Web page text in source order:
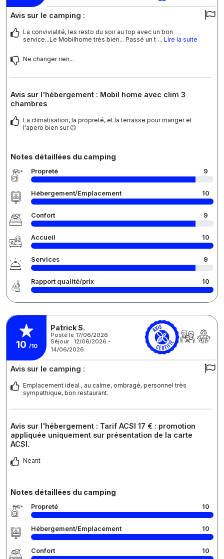
Avis sur le camping :
La convivialité, les resto du soir au top avec un bon
service...Le Mobilhome très bien... Passé un t ... Lire la suite
Ne changer rien...
Avis sur l'hébergement : Mobil home avec clim 3
chambres
La climatisation, la propreté, et la terrasse pour manger et
l'apero bien sur 😉
Notes détaillées du camping
Propreté 9
Hébergement/Emplacement 10
Confort 9
Accueil 10
Services 9
Rapport qualité/prix 10
10 /10
Patrick S.
Posté le 17/06/2026
Séjour : 12/06/2026 -
14/06/2026
Avis sur le camping :
Emplacement ideal , au calme, ombragé, personnel très
sympathique, bon restaurant.
Avis sur l'hébergement : Tarif ACSI 17 € : promotion
appliquée uniquement sur présentation de la carte
ACSI.
Neant
Notes détaillées du camping
Propreté 10
Hébergement/Emplacement 10
Confort 10